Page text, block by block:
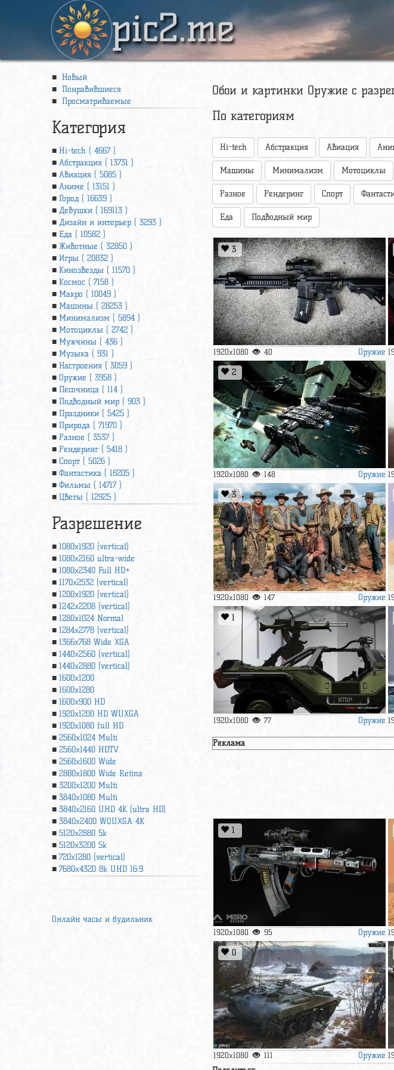
pic2.me
Новый
Понравившиеся
Просматриваемые
Категория
Hi-tech ( 4667 )
Абстракция ( 13731 )
Авиация ( 5085 )
Аниме ( 13151 )
Город ( 16639 )
Девушки ( 169113 )
Дизайн и интерьер ( 3293 )
Еда ( 10582 )
Животные ( 32850 )
Игры ( 20832 )
Кинозвезды ( 11570 )
Космос ( 7158 )
Макро ( 10049 )
Машины ( 28253 )
Минимализм ( 5894 )
Мотоциклы ( 2742 )
Мужчины ( 436 )
Музыка ( 931 )
Настроения ( 3059 )
Оружие ( 3958 )
Песочница ( 114 )
Подводный мир ( 903 )
Праздники ( 5425 )
Природа ( 71970 )
Разное ( 3537 )
Рендеринг ( 5418 )
Спорт ( 5026 )
Фантастика ( 18205 )
Фильмы ( 14717 )
Цветы ( 12925 )
Разрешение
1080x1920 (vertical)
1080x2160 ultra-wide
1080x2340 Full HD+
1170x2532 (vertical)
1200x1920 (vertical)
1242x2208 (vertical)
1280x1024 Normal
1284x2778 (vertical)
1366х768 Wide XGA
1440x2560 (vertical)
1440x2880 (vertical)
1600x1200
1600x1280
1600x900 HD
1920x1200 HD WUXGA
1920х1080 full HD
2560x1024 Multi
2560x1440 HDTV
2560x1600 Wide
2880x1800 Wide Retina
3200x1200 Multi
3840x1080 Multi
3840x2160 UHD 4К (ultra HD)
3840x2400 WQUXGA 4K
5120x2880 5k
5120x3200 5k
720x1280 (vertical)
7680x4320 8k UHD 16:9
Онлайн часы и будильник
Обои и картинки Оружие с
По категориям
Hi-tech Абстракция Авиация
Машины Минимализм Мотоциклы
Разное Рендеринг Спорт
Еда Подводный мир
3
1920x1080 40 Оружие
2
1920x1080 148 Оружие
3
1920x1080 147 Оружие
1
1920x1080 77 Оружие
Реклама
1
1920x1080 95 Оружие
0
1920x1080 111 Оружие